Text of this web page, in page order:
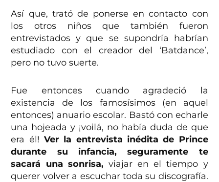
Así que, trató de ponerse en contacto con
los otros niños que también fueron
entrevistados y que se supondría habrían
estudiado con el creador del ‘Batdance’,
pero no tuvo suerte.
Fue entonces cuando agradeció la
existencia de los famosísimos (en aquel
entonces) anuario escolar. Bastó con echarle
una hojeada y ¡voilá, no había duda de que
era él!Ver la entrevista inédita de Prince
durante su infancia, seguramente te
sacará una sonrisa, viajar en el tiempo y
querer volver a escuchar toda su discografía.